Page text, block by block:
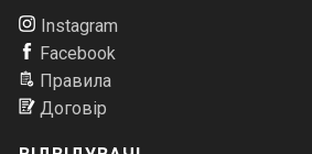
Instagram
Facebook
Правила
Договір